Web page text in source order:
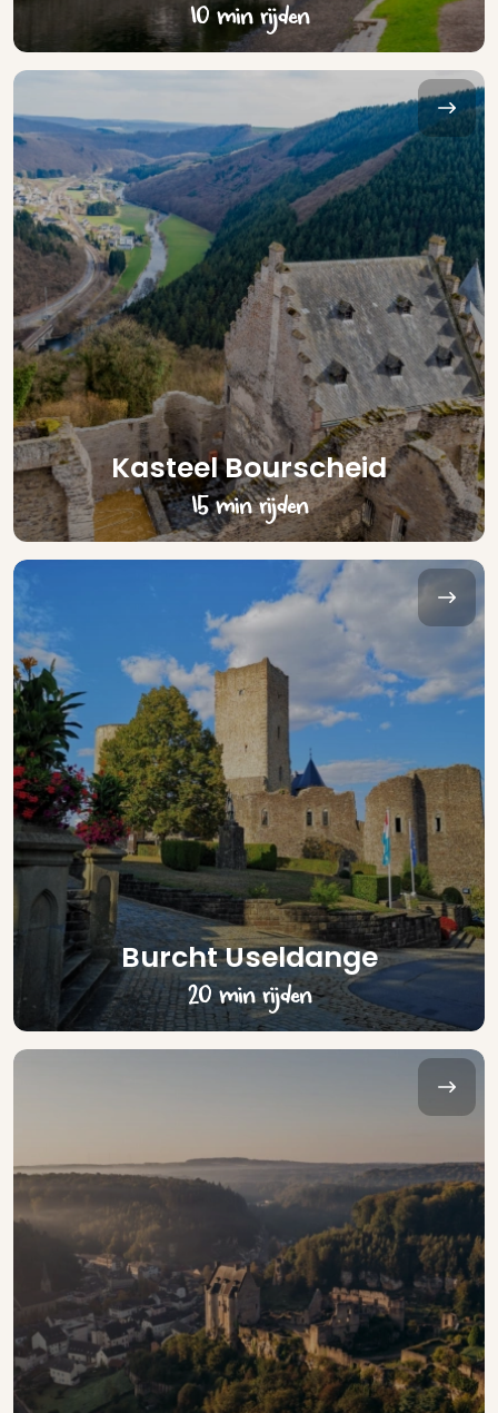
10 min rijden
Kasteel Bourscheid
15 min rijden
Burcht Useldange
20 min rijden